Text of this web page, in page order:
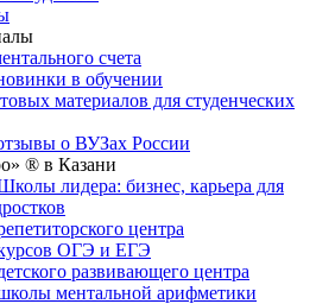
счета
в обучении
материалов для студенческих
о ВУЗах России
® в Казани
лидера: бизнес, карьера для
центра
ОГЭ и ЕГЭ
развивающего центра
ментальной арифметики